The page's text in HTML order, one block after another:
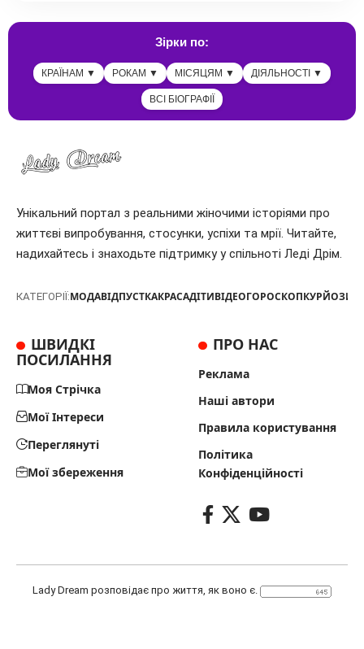
Зірки по:
КРАЇНАМ ▼ РОКАМ ▼ МІСЯЦЯМ ▼ ДІЯЛЬНОСТІ ▼
ВСІ БІОГРАФІЇ
Унікальний портал з реальними жіночими історіями про
життєві випробування, стосунки, успіхи та мрії. Читайте,
надихайтесь і знаходьте підтримку у спільноті Леді Дрім.
КАТЕГОРІЇ:МОДАВІДПУСТКАКРАСАДІТИВІДЕОГОРОСКОПКУРЙОЗИ
ШВИДКІ
ПОСИЛАННЯ
Моя Стрічка
Мої Інтереси
Переглянуті
Мої збереження
ПРО НАС
Реклама
Наші автори
Правила користування
Політика
Конфіденційності
Lady Dream розповідає про життя, як воно є.